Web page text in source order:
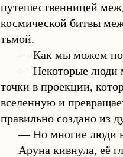
путешественницей
космической битвы
тьмой.
— Как мы можем
— Некоторые люди
точки в проекции,
вселенную и
правильно создано из
— Но многие люди
Аруна кивнула, её